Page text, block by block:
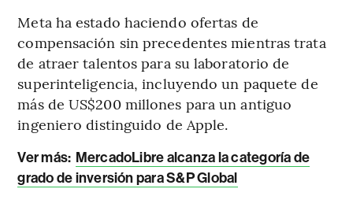
Meta ha estado haciendo ofertas de
compensación sin precedentes mientras trata
de atraer talentos para su laboratorio de
superinteligencia, incluyendo un paquete de
más de US$200 millones para un antiguo
ingeniero distinguido de Apple.
Ver más: MercadoLibre alcanza la categoría de
grado de inversión para S&P Global